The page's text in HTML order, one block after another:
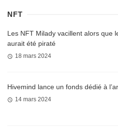
NFT
Les NFT Milady vacillent alors que
aurait été piraté
18 mars 2024
Hivemind lance un fonds dédié à
14 mars 2024